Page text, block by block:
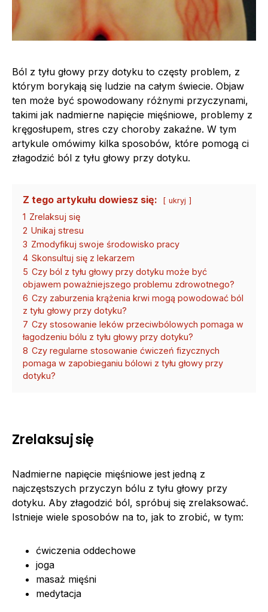
Ból z tyłu głowy przy dotyku to częsty problem, z
którym borykają się ludzie na całym świecie. Objaw
ten może być spowodowany różnymi przyczynami,
takimi jak nadmierne napięcie mięśniowe, problemy z
kręgosłupem, stres czy choroby zakaźne. W tym
artykule omówimy kilka sposobów, które pomogą ci
złagodzić ból z tyłu głowy przy dotyku.
Z tego artykułu dowiesz się: ukryj
1 Zrelaksuj się
2 Unikaj stresu
3 Zmodyfikuj swoje środowisko pracy
4 Skonsultuj się z lekarzem
5 Czy ból z tyłu głowy przy dotyku może być
objawem poważniejszego problemu zdrowotnego?
6 Czy zaburzenia krążenia krwi mogą powodować ból
z tyłu głowy przy dotyku?
7 Czy stosowanie leków przeciwbólowych pomaga w
łagodzeniu bólu z tyłu głowy przy dotyku?
8 Czy regularne stosowanie ćwiczeń fizycznych
pomaga w zapobieganiu bólowi z tyłu głowy przy
dotyku?
Zrelaksuj się
Nadmierne napięcie mięśniowe jest jedną z
najczęstszych przyczyn bólu z tyłu głowy przy
dotyku. Aby złagodzić ból, spróbuj się zrelaksować.
Istnieje wiele sposobów na to, jak to zrobić, w tym:
ćwiczenia oddechowe
joga
masaż mięśni
medytacja